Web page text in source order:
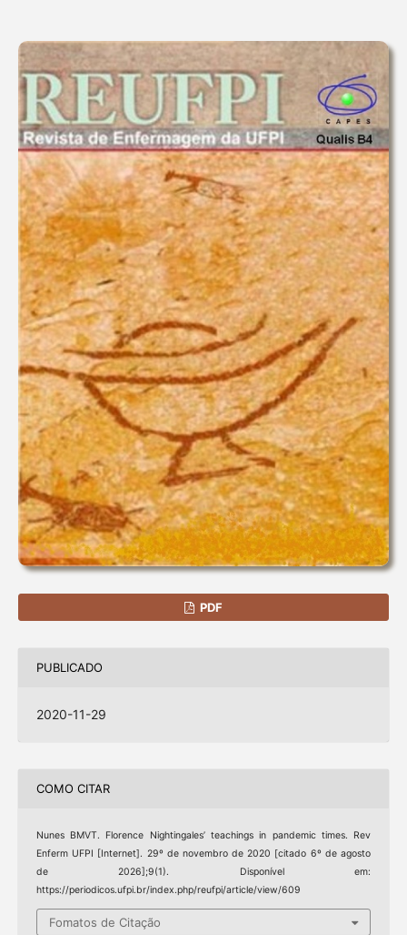
PDF
PUBLICADO
2020-11-29
COMO CITAR
Nunes BMVT. Florence Nightingales’ teachings in pandemic times. Rev
Enferm UFPI [Internet]. 29º de novembro de 2020 [citado 6º de agosto
de 2026];9(1). Disponível em:
https://periodicos.ufpi.br/index.php/reufpi/article/view/609
Fomatos de Citação